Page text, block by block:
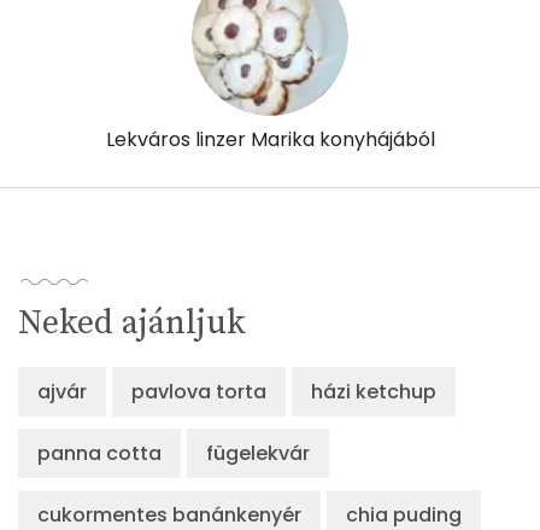
Lekváros linzer Marika konyhájából
Neked ajánljuk
ajvár pavlova torta házi ketchup
panna cotta fügelekvár
cukormentes banánkenyér chia puding